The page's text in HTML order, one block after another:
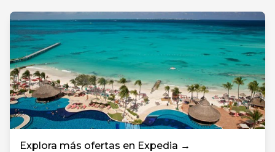
Explora más ofertas en Expedia →